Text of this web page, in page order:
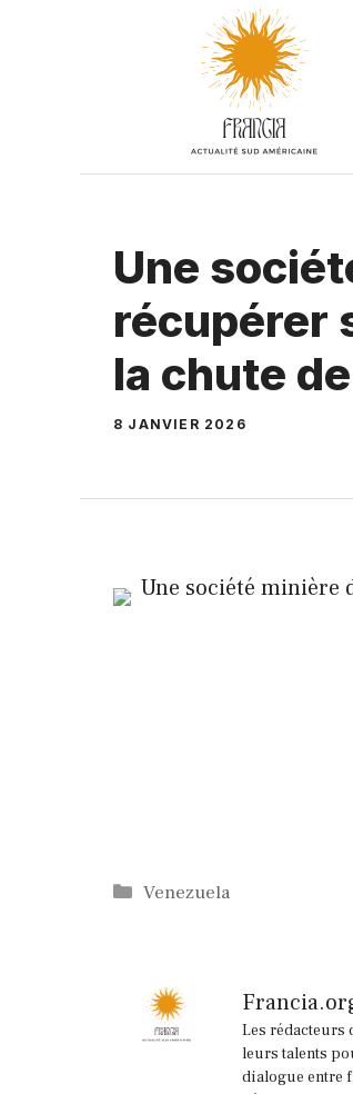
Une
récupérer
la chute
8 JANVIER 2026
Catégories
Venezuela
Les rédacteurs
leurs talents
dialogue entre